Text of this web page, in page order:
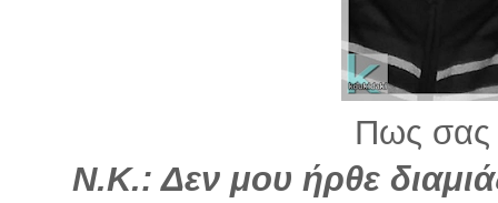
Πως σας
Ν.Κ.: Δεν μου ήρθε